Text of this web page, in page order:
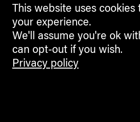
This website uses
your experience.
We'll assume you're ok
can opt-out if you wish.
Privacy policy